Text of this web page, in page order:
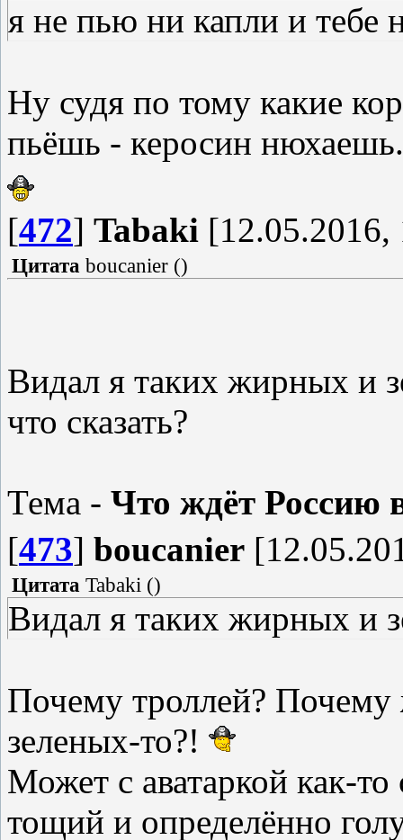
я не пью ни капли и тебе
Ну судя по тому какие
пьёшь - керосин нюхаешь.
[472] Tabaki [12.05.2016,
Цитата boucanier ()
Видал я таких жирных и
что сказать?
Тема - Что ждёт Россию
[473] boucanier
Цитата Tabaki ()
Видал я таких жирных и
Почему троллей?
зеленых-то?!
Может с аватаркой как-то
тощий и определённо